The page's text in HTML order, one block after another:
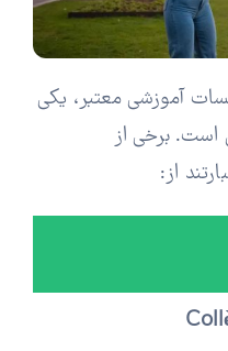
آموزشی معتبر، یکی
است. برخی از
از: